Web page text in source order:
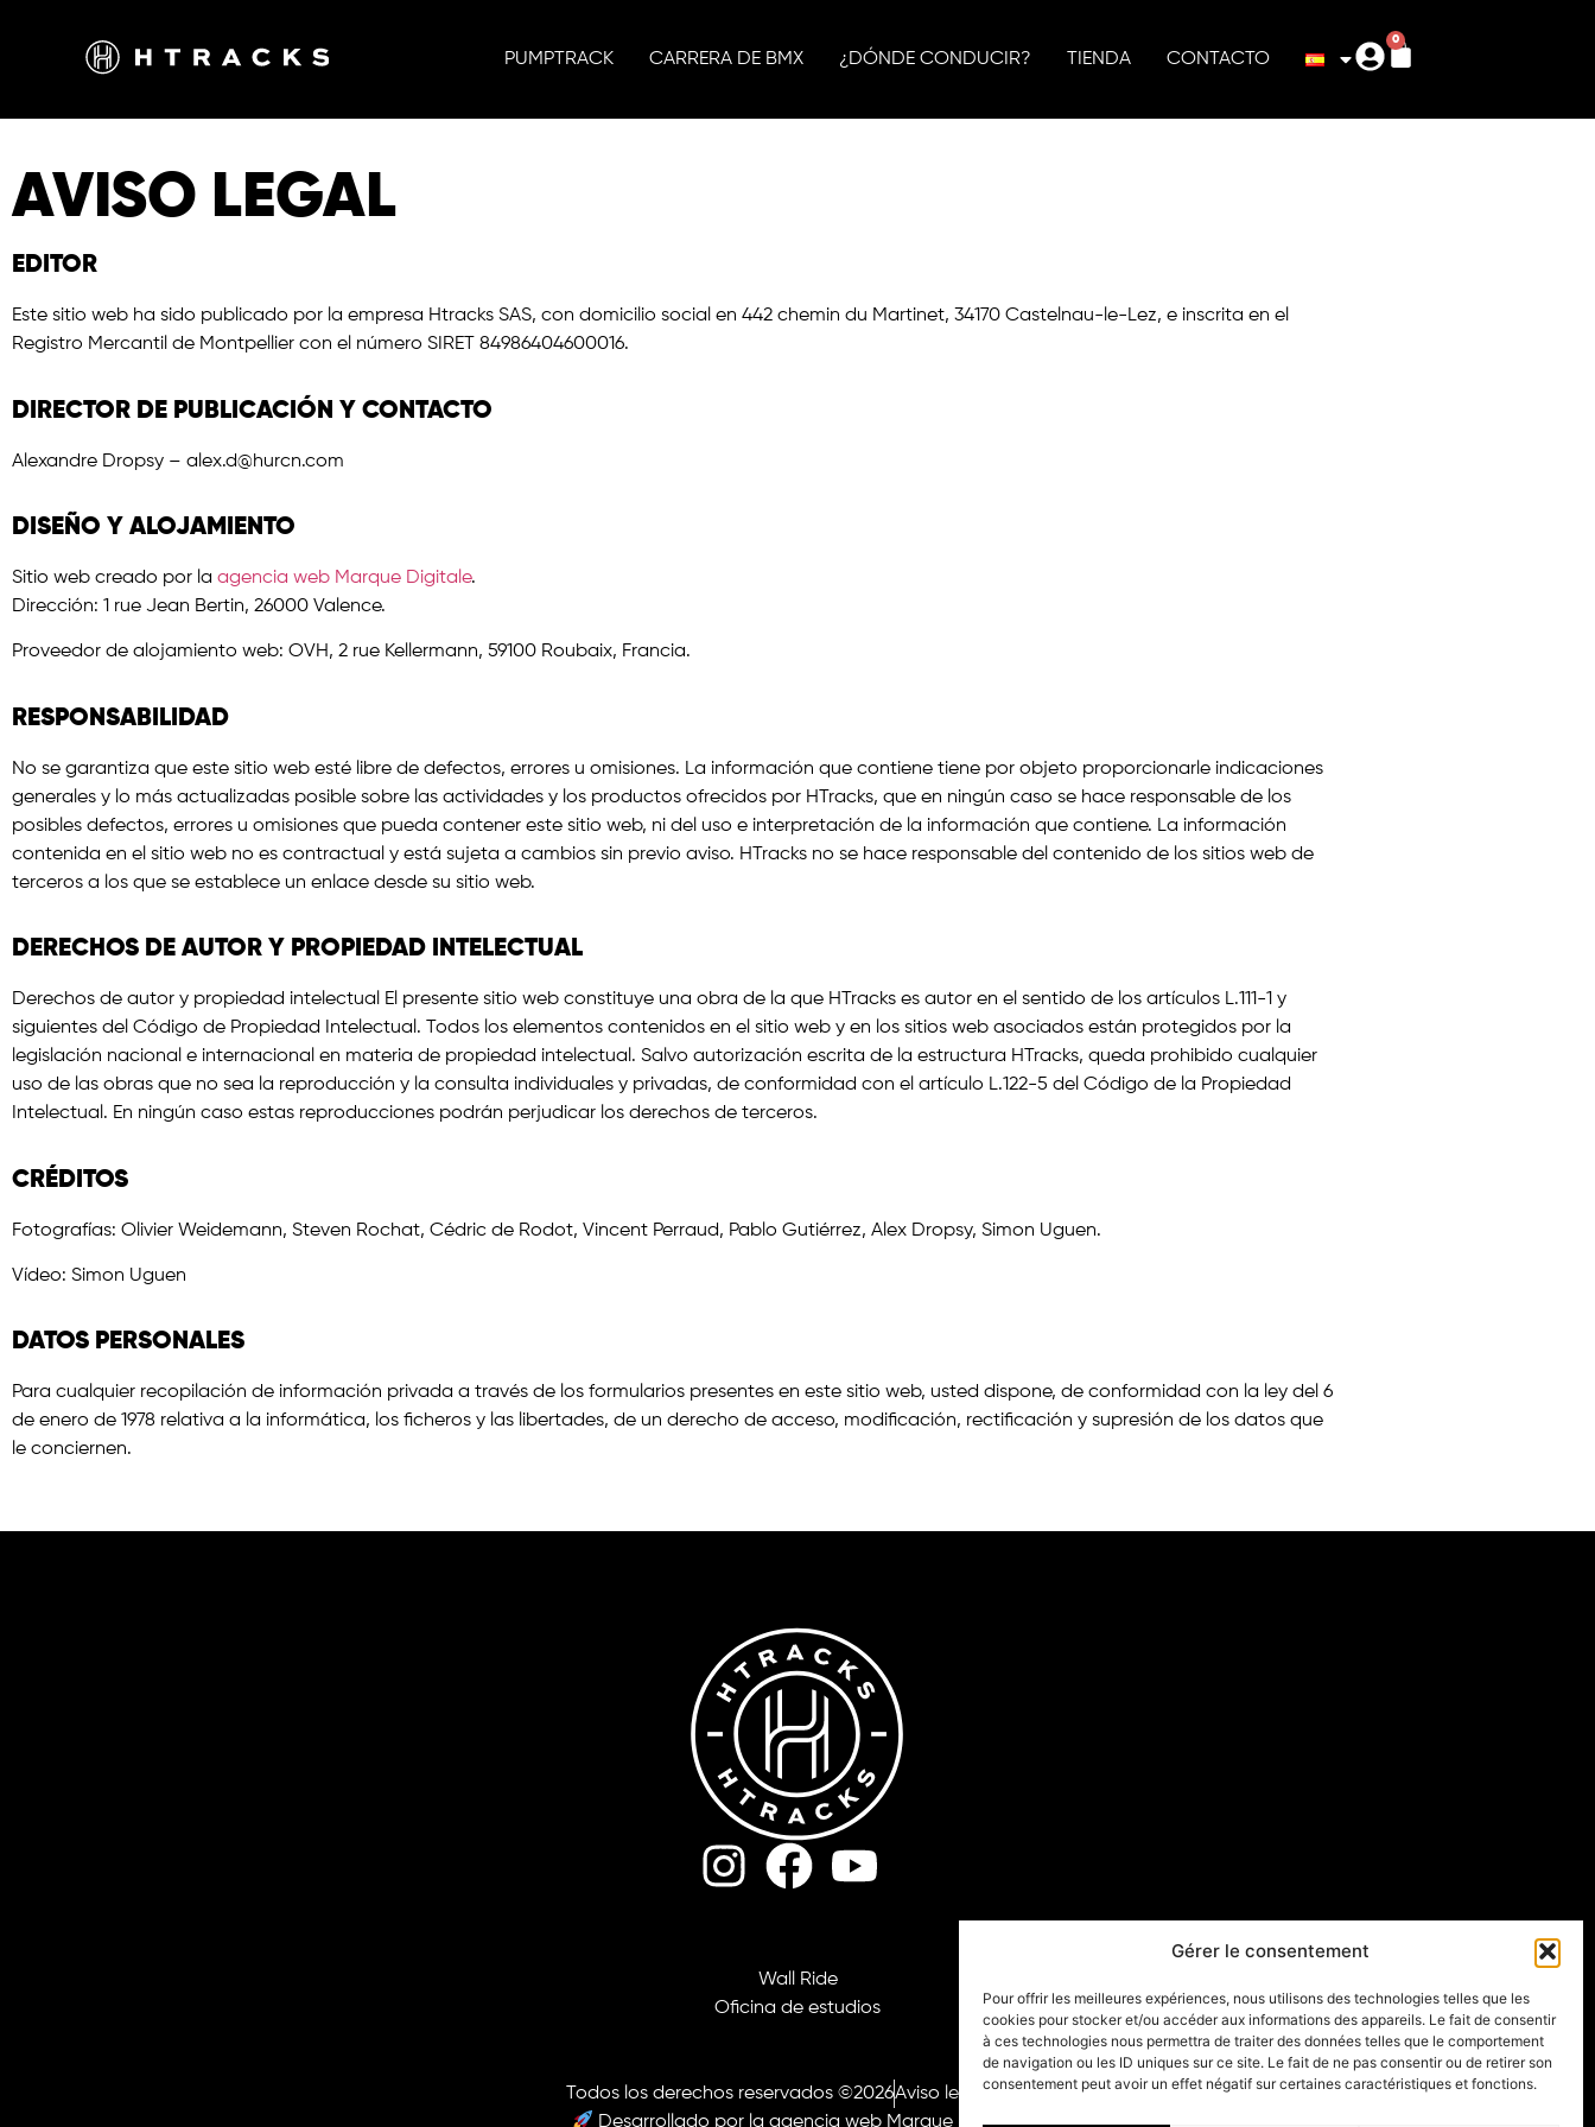
Gérer le consentement
Pour offrir les meilleures expériences, nous utilisons des technologies telles que les
cookies pour stocker et/ou accéder aux informations des appareils. Le fait de consentir
à ces technologies nous permettra de traiter des données telles que le comportement
de navigation ou les ID uniques sur ce site. Le fait de ne pas consentir ou de retirer son
consentement peut avoir un effet négatif sur certaines caractéristiques et fonctions.
PUMPTRACK CARRERA DE BMX ¿DÓNDE CONDUCIR? TIENDA CONTACTO
0
AVISO LEGAL
EDITOR
Este sitio web ha sido publicado por la empresa Htracks SAS, con domicilio social en 442 chemin du Martinet, 34170 Castelnau-le-Lez, e inscrita en el
Registro Mercantil de Montpellier con el número SIRET 84986404600016.
DIRECTOR DE PUBLICACIÓN Y CONTACTO
Alexandre Dropsy – alex.d@hurcn.com
DISEÑO Y ALOJAMIENTO
Sitio web creado por la agencia web Marque Digitale.
Dirección: 1 rue Jean Bertin, 26000 Valence.
Proveedor de alojamiento web: OVH, 2 rue Kellermann, 59100 Roubaix, Francia.
RESPONSABILIDAD
No se garantiza que este sitio web esté libre de defectos, errores u omisiones. La información que contiene tiene por objeto proporcionarle indicaciones
generales y lo más actualizadas posible sobre las actividades y los productos ofrecidos por HTracks, que en ningún caso se hace responsable de los
posibles defectos, errores u omisiones que pueda contener este sitio web, ni del uso e interpretación de la información que contiene. La información
contenida en el sitio web no es contractual y está sujeta a cambios sin previo aviso. HTracks no se hace responsable del contenido de los sitios web de
terceros a los que se establece un enlace desde su sitio web.
DERECHOS DE AUTOR Y PROPIEDAD INTELECTUAL
Derechos de autor y propiedad intelectual El presente sitio web constituye una obra de la que HTracks es autor en el sentido de los artículos L.111-1 y
siguientes del Código de Propiedad Intelectual. Todos los elementos contenidos en el sitio web y en los sitios web asociados están protegidos por la
legislación nacional e internacional en materia de propiedad intelectual. Salvo autorización escrita de la estructura HTracks, queda prohibido cualquier
uso de las obras que no sea la reproducción y la consulta individuales y privadas, de conformidad con el artículo L.122-5 del Código de la Propiedad
Intelectual. En ningún caso estas reproducciones podrán perjudicar los derechos de terceros.
CRÉDITOS
Fotografías: Olivier Weidemann, Steven Rochat, Cédric de Rodot, Vincent Perraud, Pablo Gutiérrez, Alex Dropsy, Simon Uguen.
Vídeo: Simon Uguen
DATOS PERSONALES
Para cualquier recopilación de información privada a través de los formularios presentes en este sitio web, usted dispone, de conformidad con la ley del 6
de enero de 1978 relativa a la informática, los ficheros y las libertades, de un derecho de acceso, modificación, rectificación y supresión de los datos que
le conciernen.
Wall Ride
Oficina de estudios
Todos los derechos reservados ©2026Aviso legalCGV
Desarrollado por la agencia web Marque Digitale